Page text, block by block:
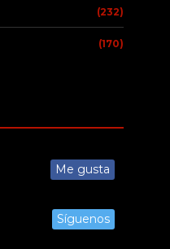
(232)
(170)
Me gusta
Síguenos